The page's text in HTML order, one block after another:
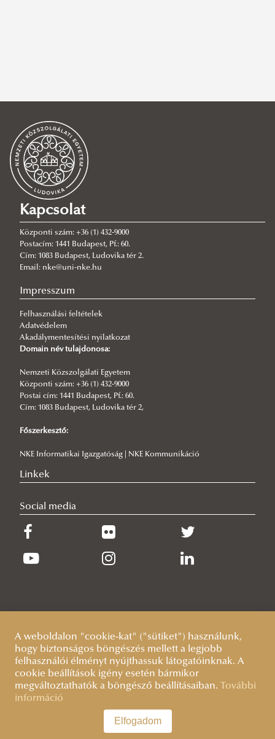
előadás,trend
Kapcsolat
Központi szám: +36 (1) 432-9000
Postacím: 1441 Budapest, Pf.: 60.
Cím: 1083 Budapest, Ludovika tér 2.
Email: nke@uni-nke.hu
Impresszum
Felhasználási feltételek
Adatvédelem
Akadálymentesítési nyilatkozat
Domain név tulajdonosa:
Nemzeti Közszolgálati Egyetem
Központi szám: +36 (1) 432-9000
Postai cím: 1441 Budapest, Pf.: 60.
Cím: 1083 Budapest, Ludovika tér 2,
Főszerkesztő:
NKE Informatikai Igazgatóság | NKE Kommunikáció
Linkek
Social media
A weboldalon "cookie-kat" ("sütiket") használunk,
hogy biztonságos böngészés mellett a legjobb
felhasználói élményt nyújthassuk látogatóinknak. A
cookie beállítások igény esetén bármikor
megváltoztathatók a böngésző beállításaiban.
További
információ
Elfogadom